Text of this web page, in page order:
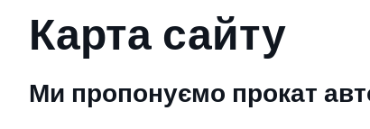
Карта сайту
Ми пропонуємо прокат